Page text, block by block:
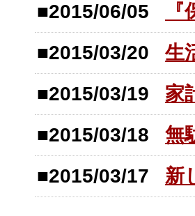
■2015/06/05
■2015/03/20
生
■2015/03/19
家
■2015/03/18
無
■2015/03/17
新